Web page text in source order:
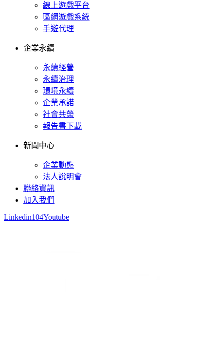
線上遊戲平台
區網遊戲系統
手遊代理
企業永續
永續經營
永續治理
環境永續
企業承諾
社會共榮
報告書下載
新聞中心
企業動態
法人說明會
聯絡資訊
加入我們
Linkedin104Youtube